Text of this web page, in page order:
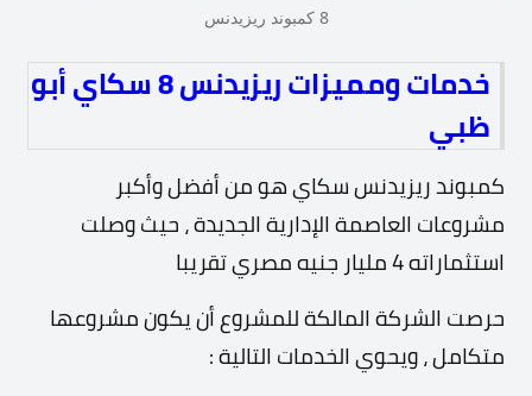
8 كمبوند ريزيدنس
خدمات ومميزات ريزيدنس 8 سكاي أبو
ظبي
كمبوند ريزيدنس سكاي هو من أفضل وأكبر
مشروعات العاصمة الإدارية الجديدة ، حيث وصلت
استثماراته 4 مليار جنيه مصري تقريبا
حرصت الشركة المالكة للمشروع أن يكون مشروعها
متكامل ، ويحوي الخدمات التالية :